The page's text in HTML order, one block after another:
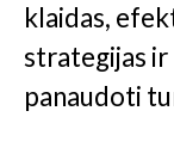
klaidas,
strategijas ir
panaudoti